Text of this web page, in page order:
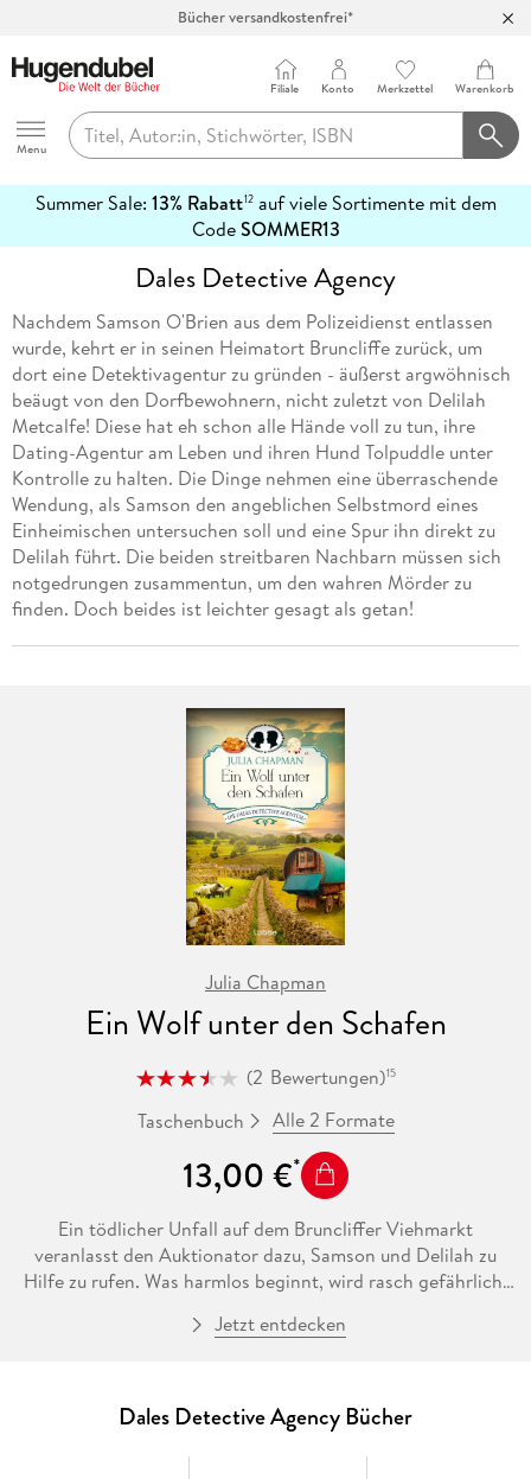
Bücher versandkostenfrei*
Abholung in über 100 Filialen
Hugendubel
Menu
Filiale Konto Merkzettel Warenkorb
Summer Sale: 13% Rabatt12auf viele Sortimente mit dem
CodeSOMMER13
erfahren
Dales Detective Agency
Nachdem Samson O'Brien aus dem Polizeidienst entlassen
wurde, kehrt er in seinen Heimatort Bruncliffe zurück, um
dort eine Detektivagentur zu gründen - äußerst argwöhnisch
beäugt von den Dorfbewohnern, nicht zuletzt von Delilah
Metcalfe! Diese hat eh schon alle Hände voll zu tun, ihre
Dating-Agentur am Leben und ihren Hund Tolpuddle unter
Kontrolle zu halten. Die Dinge nehmen eine überraschende
Wendung, als Samson den angeblichen Selbstmord eines
Einheimischen untersuchen soll und eine Spur ihn direkt zu
Delilah führt. Die beiden streitbaren Nachbarn müssen sich
notgedrungen zusammentun, um den wahren Mörder zu
finden. Doch beides ist leichter gesagt als getan!
Julia Chapman
Ein Wolf unter den Schafen
(2 Bewertungen)15
Taschenbuch Alle 2 Formate
13,00 €
Ein tödlicher Unfall auf dem Bruncliffer Viehmarkt
veranlasst den Auktionator dazu, Samson und Delilah zu
Hilfe zu rufen. Was harmlos beginnt, wird rasch gefährlich,
Gleichzeitig meldet sich Clive Knowles bei ihnen, ein
genug: Pete Ferris, ein Wilderer, nutzt die Gelegenheit und
will Samson endlich das Fell über die Ohren ziehen. Hängen
alle Vorgänge zusammen? Samson und Delilah merken: Böse
Jetzt entdecken
Dales Detective Agency Bücher